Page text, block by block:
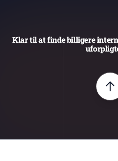
Klar til at finde billigere